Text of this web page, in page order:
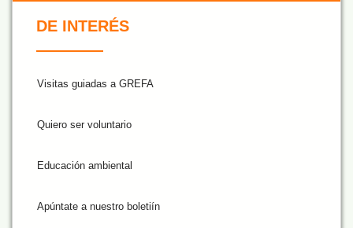
De Interés NARANJA
DE INTERÉS
Visitas guiadas a GREFA
Quiero ser voluntario
Educación ambiental
Apúntate a nuestro boletiín